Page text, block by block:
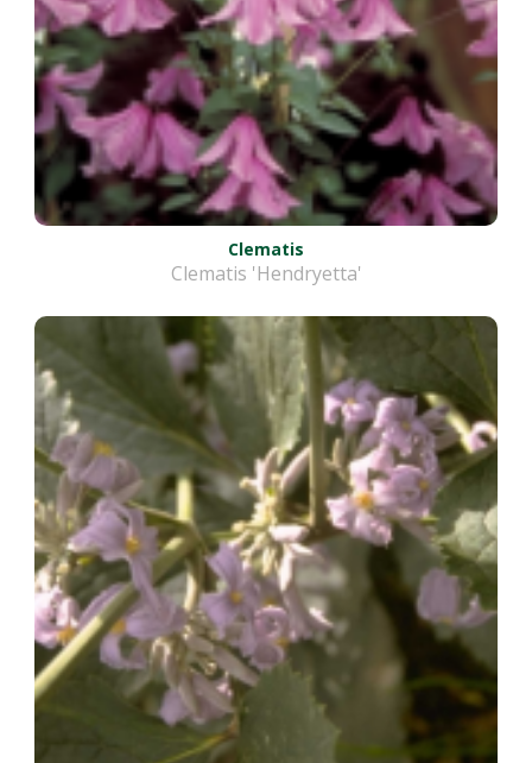
Clematis
Clematis 'Hendryetta'